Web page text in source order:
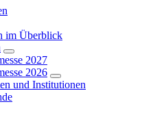
im Überblick
2027
2026
und Institutionen